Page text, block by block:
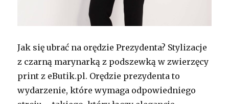
Jak się ubrać na orędzie Prezydenta? Stylizacje
z czarną marynarką z podszewką w zwierzęcy
print z eButik.pl. Orędzie prezydenta to
wydarzenie, które wymaga odpowiedniego